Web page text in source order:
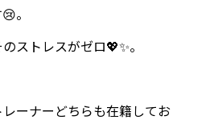
。
ストレスがゼロ💖✨。
ーナーどちらも在籍してお